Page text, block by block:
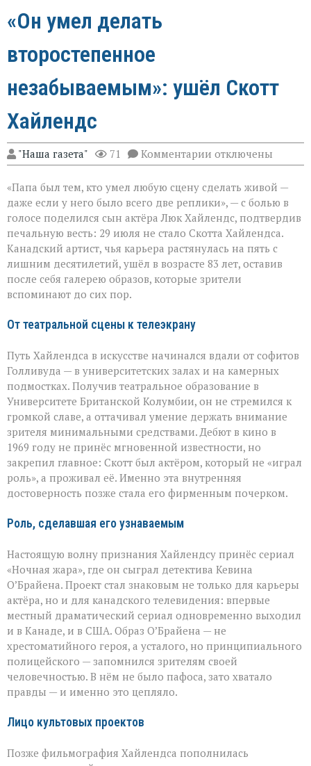
«Он умел делать
второстепенное
незабываемым»: ушёл Скотт
Хайлендс
"Наша газета" 71 Комментарии к
записи
умел
делать
второстепенное
незабываемым»:
ушёл
Скотт
Хайлендс
отключены
«Папа был тем, кто умел любую сцену сделать живой —
даже если у него было всего две реплики», — с болью в
голосе поделился сын актёра Люк Хайлендс, подтвердив
печальную весть: 29 июля не стало Скотта Хайлендса.
Канадский артист, чья карьера растянулась на пять с
лишним десятилетий, ушёл в возрасте 83 лет, оставив
после себя галерею образов, которые зрители
вспоминают до сих пор.
От театральной сцены к телеэкрану
Путь Хайлендса в искусстве начинался вдали от софитов
Голливуда — в университетских залах и на камерных
подмостках. Получив театральное образование в
Университете Британской Колумбии, он не стремился к
громкой славе, а оттачивал умение держать внимание
зрителя минимальными средствами. Дебют в кино в
1969 году не принёс мгновенной известности, но
закрепил главное: Скотт был актёром, который не «играл
роль», а проживал её. Именно эта внутренняя
достоверность позже стала его фирменным почерком.
Роль, сделавшая его узнаваемым
Настоящую волну признания Хайлендсу принёс сериал
«Ночная жара», где он сыграл детектива Кевина
О’Брайена. Проект стал знаковым не только для карьеры
актёра, но и для канадского телевидения: впервые
местный драматический сериал одновременно выходил
и в Канаде, и в США. Образ О’Брайена — не
хрестоматийного героя, а усталого, но принципиального
полицейского — запомнился зрителям своей
человечностью. В нём не было пафоса, зато хватало
правды — и именно это цепляло.
Лицо культовых проектов
Позже фильмография Хайлендса пополнилась